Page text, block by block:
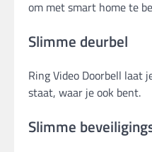
om met smart home te
Slimme deurbel
Ring Video Doorbell laat
staat, waar je ook bent.
Slimme